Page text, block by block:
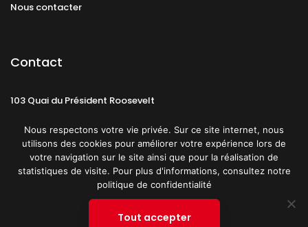
Nous contacter
Contact
103 Quai du Président Roosevelt
CGU Politique de confidentialité
Nous respectons votre vie privée. Sur ce site internet, nous
utilisons des cookies pour améliorer votre expérience lors de
votre navigation sur le site ainsi que pour la réalisation de
statistiques de visite. Pour plus d'informations, consultez notre
politique de confidentialité
Tout accepter